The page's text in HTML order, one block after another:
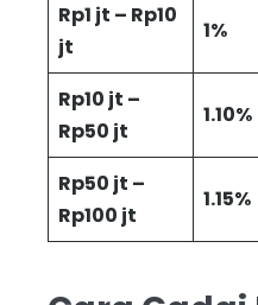
Rp1 jt – Rp10
jt
1%
Rp10 jt –
Rp50 jt
1.10%
Rp50 jt –
Rp100 jt
1.15%